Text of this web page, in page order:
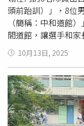
之憂、放心的在場上
使選手感覺「像被
拳場地則選在西螺
住宿地點，每人每
被各縣市代表隊訂
腰包選擇「2人住4
牌，並在全運會二
國訓中心提供）交
選手們自強號車票
里，車程得20多分
頭前跆訓）」，8位
（簡稱：中和道館
間道館，讓選手和
希望能調整名單，
運會跆拳出賽是經
軍組成代表隊，共
括全運會二連霸的
全中運連霸金牌沈
報名，出自鄭嘉慶
女子組羅嘉翎（右
10月13日, 2025